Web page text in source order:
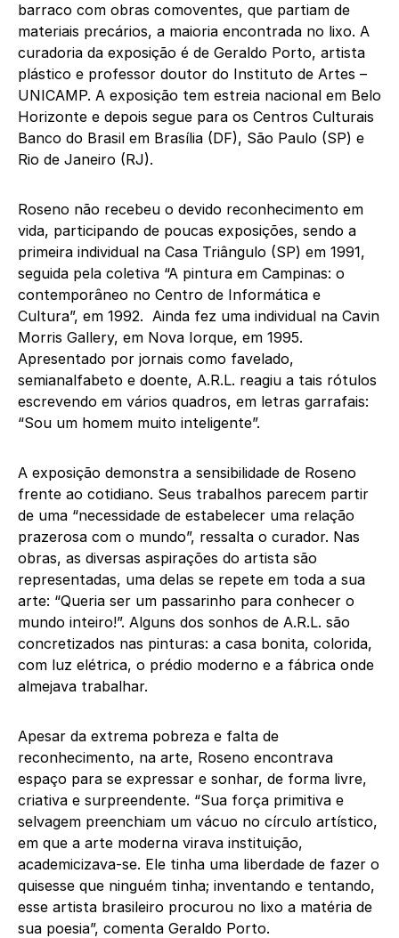
barraco com obras comoventes, que partiam de
materiais precários, a maioria encontrada no lixo. A
curadoria da exposição é de Geraldo Porto, artista
plástico e professor doutor do Instituto de Artes –
UNICAMP. A exposição tem estreia nacional em Belo
Horizonte e depois segue para os Centros Culturais
Banco do Brasil em Brasília (DF), São Paulo (SP) e
Rio de Janeiro (RJ).
Roseno não recebeu o devido reconhecimento em
vida, participando de poucas exposições, sendo a
primeira individual na Casa Triângulo (SP) em 1991,
seguida pela coletiva “A pintura em Campinas: o
contemporâneo no Centro de Informática e
Cultura”, em 1992. Ainda fez uma individual na Cavin
Morris Gallery, em Nova Iorque, em 1995.
Apresentado por jornais como favelado,
semianalfabeto e doente, A.R.L. reagiu a tais rótulos
escrevendo em vários quadros, em letras garrafais:
“Sou um homem muito inteligente”.
A exposição demonstra a sensibilidade de Roseno
frente ao cotidiano. Seus trabalhos parecem partir
de uma “necessidade de estabelecer uma relação
prazerosa com o mundo”, ressalta o curador. Nas
obras, as diversas aspirações do artista são
representadas, uma delas se repete em toda a sua
arte: “Queria ser um passarinho para conhecer o
mundo inteiro!”. Alguns dos sonhos de A.R.L. são
concretizados nas pinturas: a casa bonita, colorida,
com luz elétrica, o prédio moderno e a fábrica onde
almejava trabalhar.
Apesar da extrema pobreza e falta de
reconhecimento, na arte, Roseno encontrava
espaço para se expressar e sonhar, de forma livre,
criativa e surpreendente. “Sua força primitiva e
selvagem preenchiam um vácuo no círculo artístico,
em que a arte moderna virava instituição,
academicizava-se. Ele tinha uma liberdade de fazer o
quisesse que ninguém tinha; inventando e tentando,
esse artista brasileiro procurou no lixo a matéria de
sua poesia”, comenta Geraldo Porto.